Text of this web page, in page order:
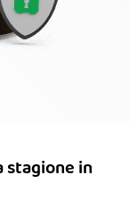
stagione in